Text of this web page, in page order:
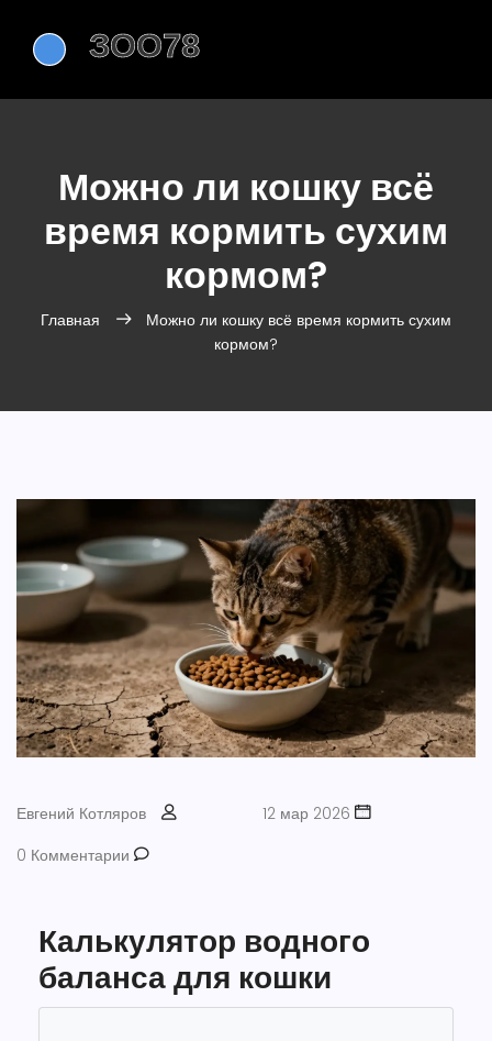
Можно ли кошку всё
время кормить сухим
кормом?
Главная
Можно ли кошку всё время кормить сухим
кормом?
Евгений Котляров
12 мар 2026
0 Комментарии
Калькулятор водного
баланса для кошки